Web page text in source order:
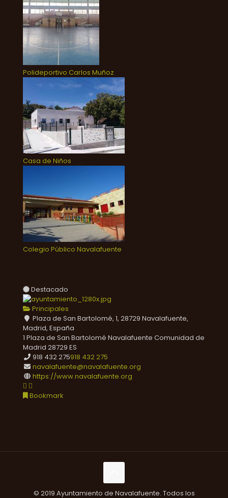
Polideportivo Carlos Muñoz
Casa de Niños
Colegio Público Navalafuente
Destacado
Principales
Plaza de San Bartolomé, 1, 28729 Navalafuente,
Madrid, España
1 Plaza de San Bartolomé Navalafuente Comunidad de
Madrid 28729 ES
918 432 275918 432 275
navalafuente@navalafuente.org
https://www.navalafuente.org
Bookmark
© 2019 Ayuntamiento de Navalafuente. Todos los